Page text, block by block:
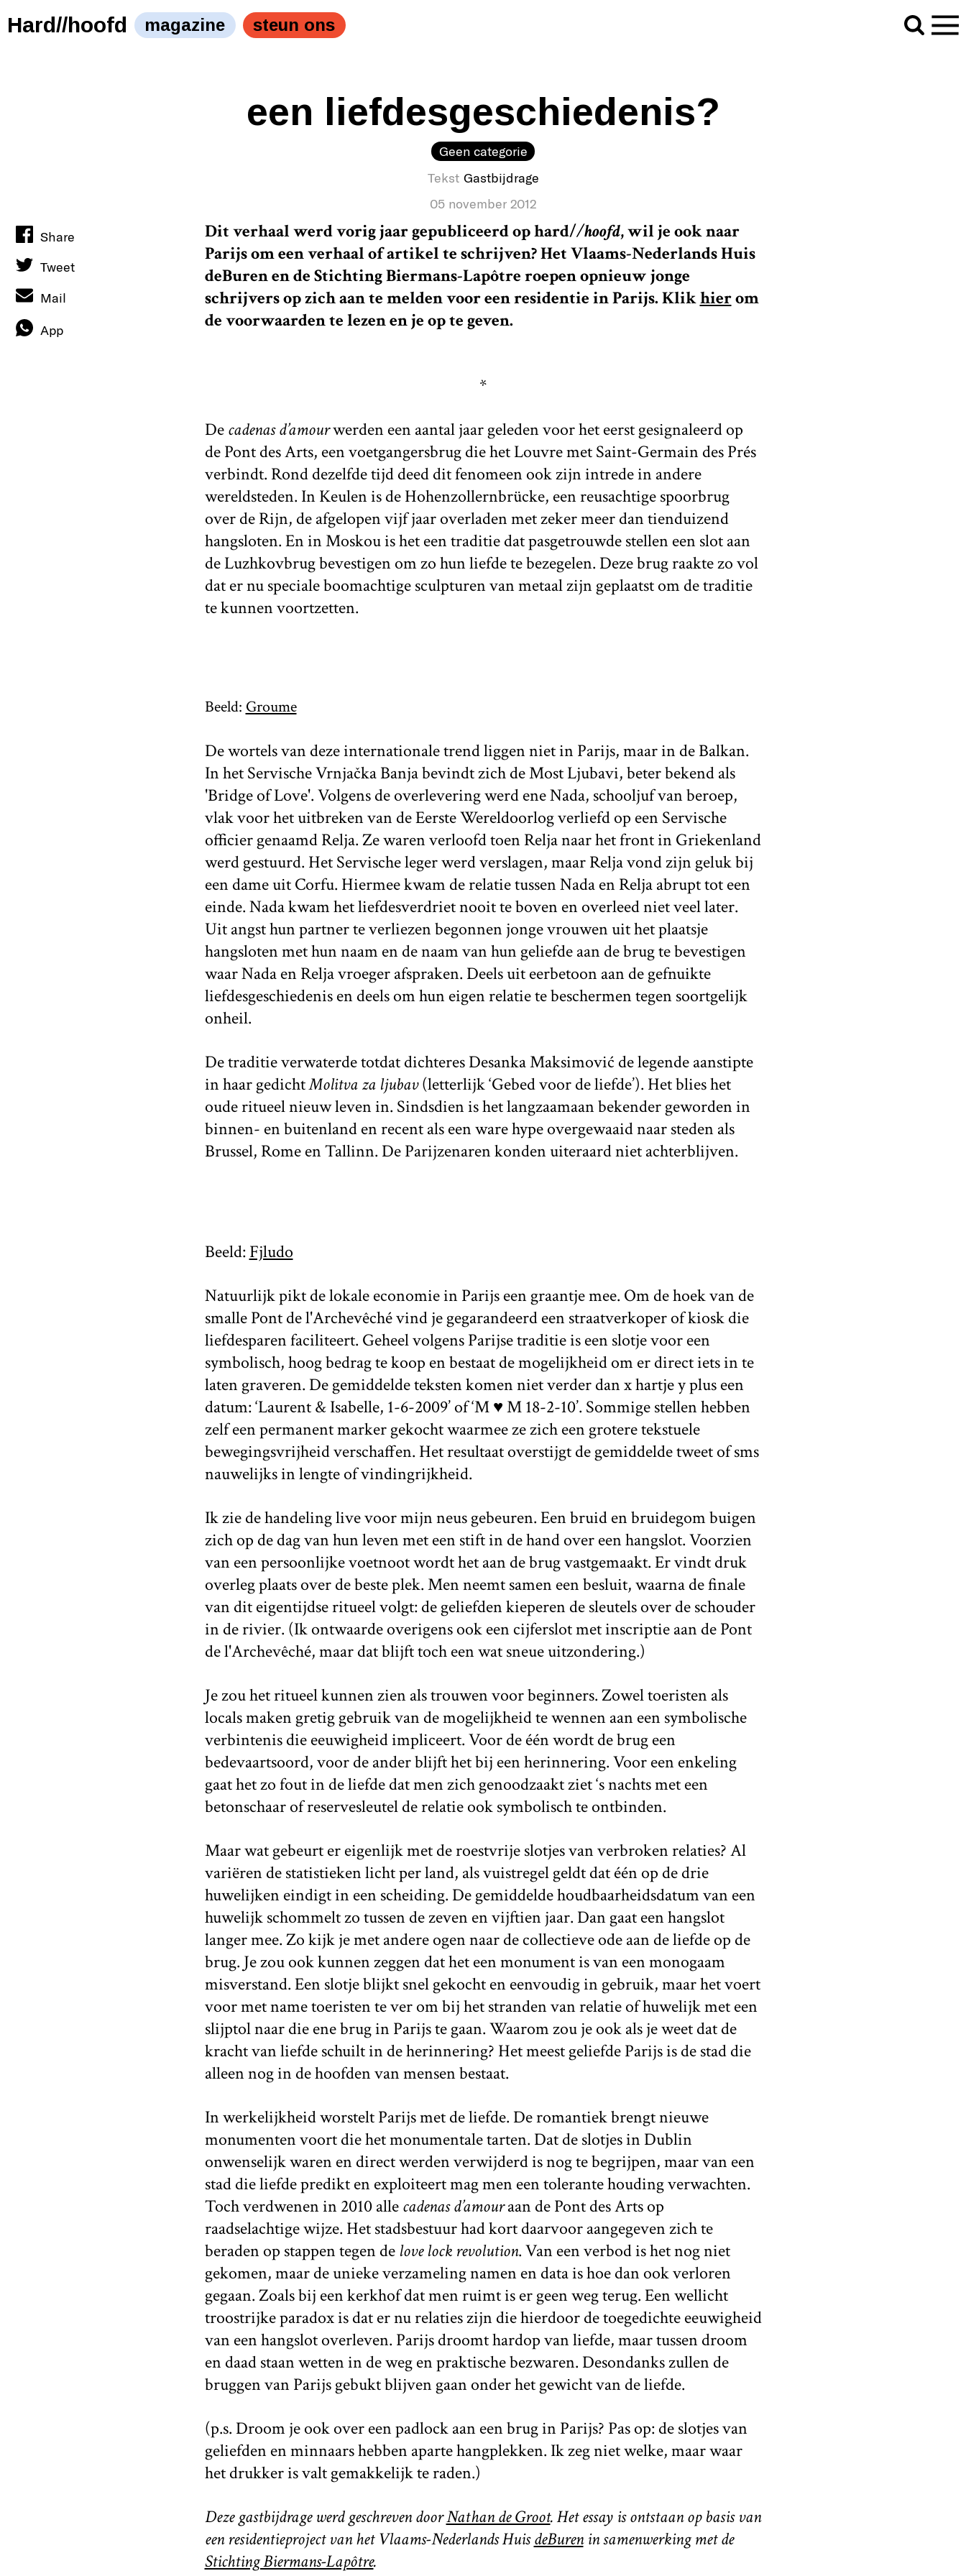
Hard//hoofd magazine steun ons
een liefdesgeschiedenis?
Geen categorie
Tekst Gastbijdrage
05 november 2012
Dit verhaal werd vorig jaar gepubliceerd ophard//hoofd, wil je ook naar
Parijs om een verhaal of artikel te schrijven? Het Vlaams-Nederlands Huis
deBuren en de Stichting Biermans-Lapôtre roepen opnieuw jonge
schrijvers op zich aan te melden voor een residentie in Parijs. Klikhierom
de voorwaarden te lezen en je op te geven.
*
Decadenas d’amourwerden een aantal jaar geleden voor het eerst gesignaleerd op
de Pont des Arts, een voetgangersbrug die het Louvre met Saint-Germain des Prés
verbindt. Rond dezelfde tijd deed dit fenomeen ook zijn intrede in andere
wereldsteden. In Keulen is de Hohenzollernbrücke, een reusachtige spoorbrug
over de Rijn, de afgelopen vijf jaar overladen met zeker meer dan tienduizend
hangsloten. En in Moskou is het een traditie dat pasgetrouwde stellen een slot aan
de Luzhkovbrug bevestigen om zo hun liefde te bezegelen. Deze brug raakte zo vol
dat er nu speciale boomachtige sculpturen van metaal zijn geplaatst om de traditie
te kunnen voortzetten.
Beeld: Groume
De wortels van deze internationale trend liggen niet in Parijs, maar in de Balkan.
In het Servische Vrnjačka Banja bevindt zich de Most Ljubavi, beter bekend als
'Bridge of Love'. Volgens de overlevering werd ene Nada, schooljuf van beroep,
vlak voor het uitbreken van de Eerste Wereldoorlog verliefd op een Servische
officier genaamd Relja. Ze waren verloofd toen Relja naar het front in Griekenland
werd gestuurd. Het Servische leger werd verslagen, maar Relja vond zijn geluk bij
een dame uit Corfu. Hiermee kwam de relatie tussen Nada en Relja abrupt tot een
einde. Nada kwam het liefdesverdriet nooit te boven en overleed niet veel later.
Uit angst hun partner te verliezen begonnen jonge vrouwen uit het plaatsje
hangsloten met hun naam en de naam van hun geliefde aan de brug te bevestigen
waar Nada en Relja vroeger afspraken. Deels uit eerbetoon aan de gefnuikte
liefdesgeschiedenis en deels om hun eigen relatie te beschermen tegen soortgelijk
onheil.
De traditie verwaterde totdat dichteres Desanka Maksimović de legende aanstipte
in haar gedichtMolitva za ljubav(letterlijk ‘Gebed voor de liefde’). Het blies het
oude ritueel nieuw leven in. Sindsdien is het langzaamaan bekender geworden in
binnen- en buitenland en recent als een ware hype overgewaaid naar steden als
Brussel, Rome en Tallinn. De Parijzenaren konden uiteraard niet achterblijven.
Beeld: Fjludo
Natuurlijk pikt de lokale economie in Parijs een graantje mee. Om de hoek van de
smalle Pont de l'Archevêché vind je gegarandeerd een straatverkoper of kiosk die
liefdesparen faciliteert. Geheel volgens Parijse traditie is een slotje voor een
symbolisch, hoog bedrag te koop en bestaat de mogelijkheid om er direct iets in te
laten graveren. De gemiddelde teksten komen niet verder dan x hartje y plus een
datum: ‘Laurent & Isabelle, 1-6-2009’ of ‘M ♥ M 18-2-10’. Sommige stellen hebben
zelf een permanent marker gekocht waarmee ze zich een grotere tekstuele
bewegingsvrijheid verschaffen. Het resultaat overstijgt de gemiddelde tweet of sms
nauwelijks in lengte of vindingrijkheid.
Ik zie de handeling live voor mijn neus gebeuren. Een bruid en bruidegom buigen
zich op de dag van hun leven met een stift in de hand over een hangslot. Voorzien
van een persoonlijke voetnoot wordt het aan de brug vastgemaakt. Er vindt druk
overleg plaats over de beste plek. Men neemt samen een besluit, waarna de finale
van dit eigentijdse ritueel volgt: de geliefden kieperen de sleutels over de schouder
in de rivier. (Ik ontwaarde overigens ook een cijferslot met inscriptie aan de Pont
de l'Archevêché, maar dat blijft toch een wat sneue uitzondering.)
Je zou het ritueel kunnen zien als trouwen voor beginners. Zowel toeristen als
locals maken gretig gebruik van de mogelijkheid te wennen aan een symbolische
verbintenis die eeuwigheid impliceert. Voor de één wordt de brug een
bedevaartsoord, voor de ander blijft het bij een herinnering. Voor een enkeling
gaat het zo fout in de liefde dat men zich genoodzaakt ziet ‘s nachts met een
betonschaar of reservesleutel de relatie ook symbolisch te ontbinden.
Maar wat gebeurt er eigenlijk met de roestvrije slotjes van verbroken relaties? Al
variëren de statistieken licht per land, als vuistregel geldt dat één op de drie
huwelijken eindigt in een scheiding. De gemiddelde houdbaarheidsdatum van een
huwelijk schommelt zo tussen de zeven en vijftien jaar. Dan gaat een hangslot
langer mee. Zo kijk je met andere ogen naar de collectieve ode aan de liefde op de
brug. Je zou ook kunnen zeggen dat het een monument is van een monogaam
misverstand. Een slotje blijkt snel gekocht en eenvoudig in gebruik, maar het voert
voor met name toeristen te ver om bij het stranden van relatie of huwelijk met een
slijptol naar die ene brug in Parijs te gaan. Waarom zou je ook als je weet dat de
kracht van liefde schuilt in de herinnering? Het meest geliefde Parijs is de stad die
alleen nog in de hoofden van mensen bestaat.
In werkelijkheid worstelt Parijs met de liefde. De romantiek brengt nieuwe
monumenten voort die het monumentale tarten. Dat de slotjes in Dublin
onwenselijk waren en direct werden verwijderd is nog te begrijpen, maar van een
stad die liefde predikt en exploiteert mag men een tolerante houding verwachten.
Toch verdwenen in 2010 allecadenas d’amouraan de Pont des Arts op
raadselachtige wijze. Het stadsbestuur had kort daarvoor aangegeven zich te
beraden op stappen tegen de love lock revolution. Van een verbod is het nog niet
gekomen, maar de unieke verzameling namen en data is hoe dan ook verloren
gegaan. Zoals bij een kerkhof dat men ruimt is er geen weg terug. Een wellicht
troostrijke paradox is dat er nu relaties zijn die hierdoor de toegedichte eeuwigheid
van een hangslot overleven. Parijs droomt hardop van liefde, maar tussen droom
en daad staan wetten in de weg en praktische bezwaren. Desondanks zullen de
bruggen van Parijs gebukt blijven gaan onder het gewicht van de liefde.
(p.s. Droom je ook over een padlock aan een brug in Parijs? Pas op: de slotjes van
geliefden en minnaars hebben aparte hangplekken. Ik zeg niet welke, maar waar
het drukker is valt gemakkelijk te raden.)
Deze gastbijdrage werd geschreven doorNathan de Groot. Het essay is ontstaan op basis van
een residentieproject van het Vlaams-Nederlands HuisdeBurenin samenwerking met de
Stichting Biermans-Lapôtre.
Share
Tweet
Mail
App